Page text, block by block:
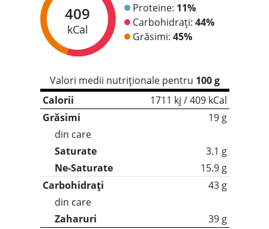
409
kCal
Proteine: 11%
Carbohidrați: 44%
Grăsimi: 45%
Valori medii nutriționale pentru 100 g
Calorii
1711 kj / 409 kCal
Grăsimi
19 g
din care
Saturate
3.1 g
Ne-Saturate
15.9 g
Carbohidrați
43 g
din care
Zaharuri
39 g